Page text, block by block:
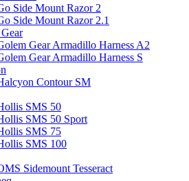
Side Mount Razor 2
Side Mount Razor 2.1
Gear Armadillo Harness A2
Gear Armadillo Harness S
Contour SM
SMS 50
SMS 50 Sport
SMS 75
SMS 100
Sidemount Tesseract